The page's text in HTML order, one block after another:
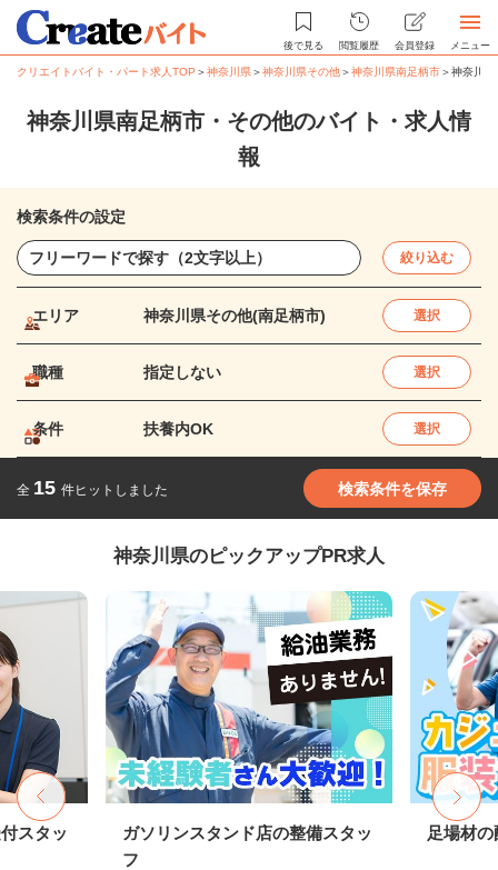
後で見る 閲覧履歴 会員登録 メニュー
クリエイトバイト・パート求人TOP ＞神奈川県＞神奈川県その他＞神奈川県南足柄市＞神奈川
神奈川県南足柄市・その他のバイト・求人情
報
検索条件の設定
絞り込む
エリア 神奈川県その他(南足柄市) 選択
職種 指定しない 選択
条件 扶養内OK 選択
全 15 件ヒットしました 検索条件を保存
神奈川県のピックアップPR求人
スタッ
ガソリンスタンド店の整備スタッ
フ
足場材